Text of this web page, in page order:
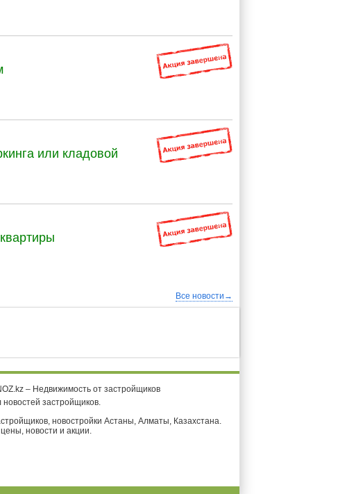
или кладовой
Все новости→
– Недвижимость от застройщиков
застройщиков.
новостройки Астаны, Алматы, Казахстана.
новости и акции.